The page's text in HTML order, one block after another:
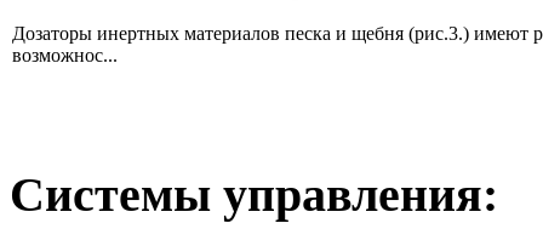
Дозаторы инертных материалов песка и щебня (рис.3.) имеют
возможнос...
Системы управления: